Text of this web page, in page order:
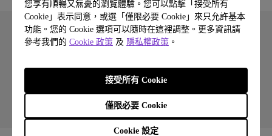
您享有順暢又無憂的瀏覽體驗。您可以點擊「接受所有
Cookie」表示同意，或選「僅限必要 Cookie」來只允許基本
功能。您的 Cookie 選項可以隨時在這裡調整。更多資訊請
參考我們的 Cookie 政策 及 隱私權政策 。
Cookie 設定
僅限必要 Cookie
接受所有 Cookie
Copyright © 2026 BenQ. All rights reserved.
Cookie 政策